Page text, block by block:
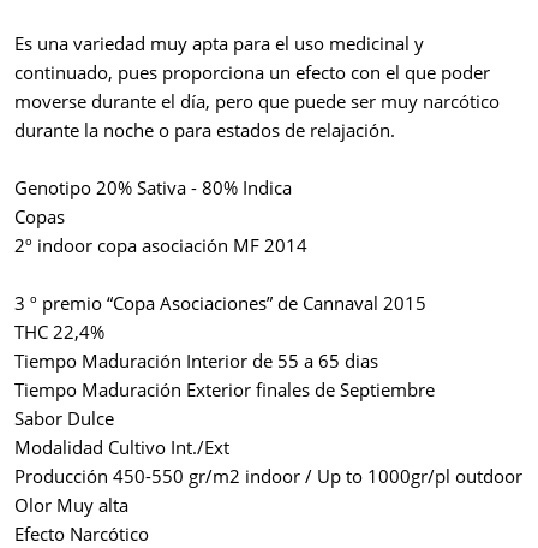
Es una variedad muy apta para el uso medicinal y
continuado, pues proporciona un efecto con el que poder
moverse durante el día, pero que puede ser muy narcótico
durante la noche o para estados de relajación.
Genotipo 20% Sativa - 80% Indica
Copas
2º indoor copa asociación MF 2014
3 º premio “Copa Asociaciones” de Cannaval 2015
THC 22,4%
Tiempo Maduración Interior de 55 a 65 dias
Tiempo Maduración Exterior finales de Septiembre
Sabor Dulce
Modalidad Cultivo Int./Ext
Producción 450-550 gr/m2 indoor / Up to 1000gr/pl outdoor
Olor Muy alta
Efecto Narcótico